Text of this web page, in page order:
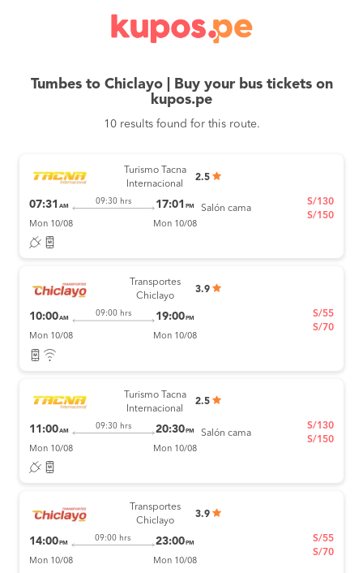
Tumbes to Chiclayo | Buy your bus tickets on
kupos.pe
10 results found for this route.
Turismo Tacna
Internacional
2.5
07:31 AM
09:30 hrs 17:01 PM
Mon 10/08 Mon 10/08
Salón cama
S/130
S/150
Transportes
Chiclayo
3.9
10:00AM
09:00 hrs 19:00 PM
Mon 10/08 Mon 10/08
S/55
S/70
Turismo Tacna
Internacional
2.5
11:00AM
09:30 hrs 20:30 PM
Mon 10/08 Mon 10/08
Salón cama
S/130
S/150
Transportes
Chiclayo
3.9
14:00 PM
09:00 hrs 23:00 PM
Mon 10/08 Mon 10/08
S/55
S/70